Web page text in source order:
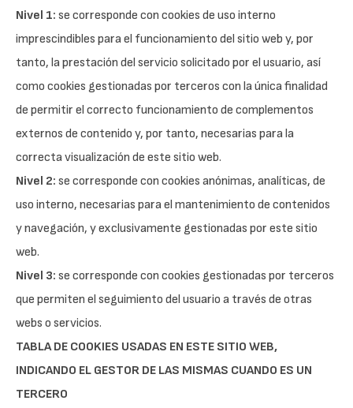
Nivel 1: se corresponde con cookies de uso interno
imprescindibles para el funcionamiento del sitio web y, por
tanto, la prestación del servicio solicitado por el usuario, así
como cookies gestionadas por terceros con la única finalidad
de permitir el correcto funcionamiento de complementos
externos de contenido y, por tanto, necesarias para la
correcta visualización de este sitio web.
Nivel 2: se corresponde con cookies anónimas, analíticas, de
uso interno, necesarias para el mantenimiento de contenidos
y navegación, y exclusivamente gestionadas por este sitio
web.
Nivel 3: se corresponde con cookies gestionadas por terceros
que permiten el seguimiento del usuario a través de otras
webs o servicios.
TABLA DE COOKIES USADAS EN ESTE SITIO WEB,
INDICANDO EL GESTOR DE LAS MISMAS CUANDO ES UN
TERCERO